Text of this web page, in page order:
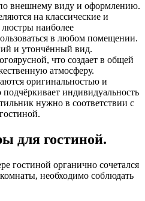
внешнему виду и оформлению.
на классические и
люстры наиболее
в любом помещении.
и утончённый вид.
что создает в общей
атмосферу.
оригинальностью и
индивидуальность
нужно в соответствии с
для гостиной.
гостиной органично сочетался
необходимо соблюдать